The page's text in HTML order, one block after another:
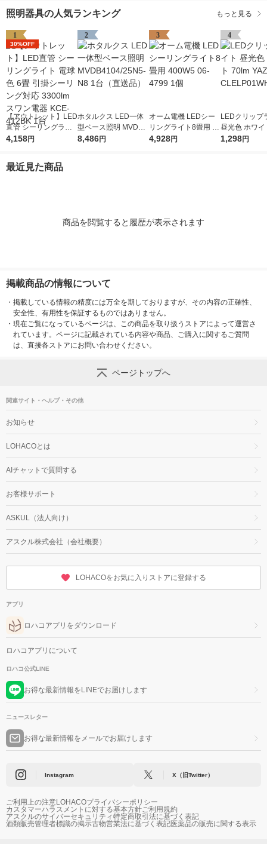
照明器具の人気ランキング もっと見る
1
30%OFF
【アウトレット】LED
直管 シーリングライ
ト 電球色 6畳 引掛シ
BK 1台
4,158円
2
ホタルクス LED一体
型ベース照明 MVDB4
104/25N5-N8 1台（直
8,486円
3
オーム電機 LEDシー
リングライト8畳用 40
0W5 06-4799 1個
4,928円
4
LEDクリップ
昼光色 ホワ
YAZAWA
1,298円
最近見た商品
商品を閲覧すると履歴が表示されます
掲載商品の情報について
・ 掲載している情報の精度には万全を期しておりますが、その内容の正確性、
安全性、有用性を保証するものではありません。
・ 現在ご覧になっているページは、この商品を取り扱うストアによって運営さ
れています。ページに記載されている内容や商品、ご購入に関するご質問
は、直接各ストアにお問い合わせください。
ページトップへ
関連サイト・ヘルプ・その他
お知らせ
LOHACOとは
AIチャットで質問する
お客様サポート
ASKUL（法人向け）
アスクル株式会社（会社概要）
LOHACOをお気に入りストアに登録する
アプリ
ロハコアプリをダウンロード
ロハコアプリについて
ロハコ公式LINE
お得な最新情報をLINEでお届けします
ニュースレター
お得な最新情報をメールでお届けします
Instagram X（旧Twitter）
ご利用上の注意LOHACOプライバシーポリシー
カスタマーハラスメントに対する基本方針ご利用規約
アスクルのサイバーセキュリティ特定商取引法に基づく表記
酒類販売管理者標識の掲示古物営業法に基づく表記医薬品の販売に関する表示